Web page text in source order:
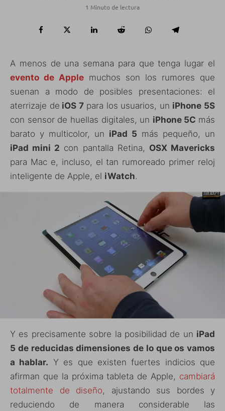
1 Minuto de lectura
A menos de una semana para que tenga lugar el
evento de Apple muchos son los rumores que
suenan a modo de posibles presentaciones: el
aterrizaje de iOS 7para los usuarios, un iPhone 5S
con sensor de huellas digitales, un iPhone 5C más
barato y multicolor, un iPad 5 más pequeño, un
iPad mini 2 con pantalla Retina, OSX Mavericks
para Mac e, incluso, el tan rumoreado primer reloj
inteligente de Apple, el iWatch.
Y es precisamente sobre la posibilidad de un iPad
5 de reducidas dimensiones de lo que os vamos
a hablar. Y es que existen fuertes indicios que
afirman que la próxima tableta de Apple, cambiará
totalmente de diseño, ajustando sus bordes y
reduciendo de manera considerable las